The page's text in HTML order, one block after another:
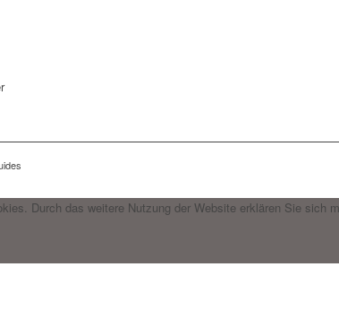
Durch das weitere Nutzung der Website erklären Sie sich